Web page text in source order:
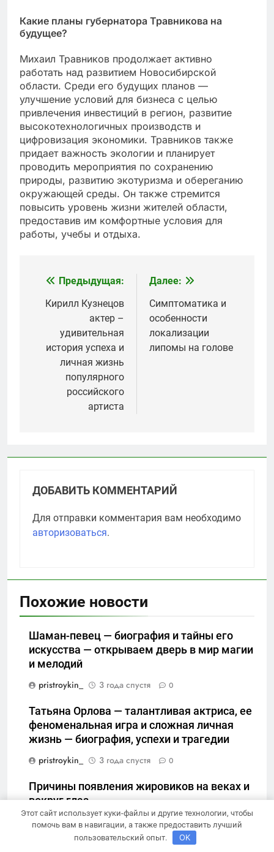
Какие планы губернатора Травникова на
будущее?
Михаил Травников продолжает активно
работать над развитием Новосибирской
области. Среди его будущих планов —
улучшение условий для бизнеса с целью
привлечения инвестиций в регион, развитие
высокотехнологичных производств и
цифровизация экономики. Травников также
придает важность экологии и планирует
проводить мероприятия по сохранению
природы, развитию экотуризма и обереганию
окружающей среды. Он также стремится
повысить уровень жизни жителей области,
предоставив им комфортные условия для
работы, учебы и отдыха.
Навигация
по
записям
Предыдущая:
Кирилл Кузнецов
актер –
удивительная
история успеха и
личная жизнь
популярного
российского
артиста
Далее:
Симптоматика и
особенности
локализации
липомы на голове
ДОБАВИТЬ КОММЕНТАРИЙ
Для отправки комментария вам необходимо
авторизоваться.
Похожие новости
Шаман-певец — биография и тайны его
искусства — открываем дверь в мир магии
и мелодий
pristroykin_
3 года спустя 0
Татьяна Орлова — талантливая актриса, ее
феноменальная игра и сложная личная
жизнь — биография, успехи и трагедии
pristroykin_
3 года спустя 0
Причины появления жировиков на веках и
вокруг глаз
pristroykin_
3 года спустя 0
Биография йогиты Бали — Жизнь и
Этот сайт использует куки-файлы и другие технологии, чтобы
помочь вам в навигации, а также предоставить лучший
пользовательский опыт.
OK